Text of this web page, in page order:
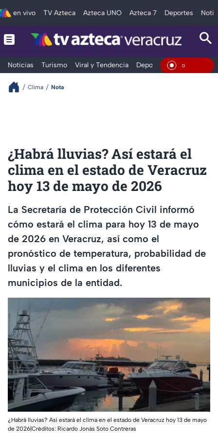
en vivo TV Azteca Azteca UNO Azteca 7 Deportes
Noticias Turismo Viral y Tendencia Deportes Espectáculos
En Vivo
Clima Nota
¿Habrá lluvias? Así estará el
clima en el estado de Veracruz
hoy 13 de mayo de 2026
La Secretaría de Protección Civil informó
cómo estará el clima para hoy 13 de mayo
de 2026 en Veracruz, así como el
pronóstico de temperatura, probabilidad de
lluvias y el clima en los diferentes
municipios de la entidad.
¿Habrá lluvias? Así estará el clima en el estado de Veracruz hoy 13 de mayo
de 2026|Créditos: Ricardo Jonás Soto Contreras